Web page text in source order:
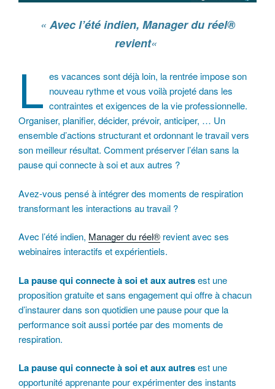
« Avec l’été indien, Manager du réel®
revient«
L es vacances sont déjà loin, la rentrée impose son
nouveau rythme et vous voilà projeté dans les
contraintes et exigences de la vie professionnelle.
Organiser, planifier, décider, prévoir, anticiper, … Un
ensemble d’actions structurant et ordonnant le travail vers
son meilleur résultat. Comment préserver l’élan sans la
pause qui connecte à soi et aux autres ?
Avez-vous pensé à intégrer des moments de respiration
transformant les interactions au travail ?
Avec l’été indien, Manager du réel® revient avec ses
webinaires interactifs et expérientiels.
La pause qui connecte à soi et aux autresest une
proposition gratuite et sans engagement qui offre à chacun
d’instaurer dans son quotidien une pause pour que la
performance soit aussi portée par des moments de
respiration.
La pause qui connecte à soi et aux autresest une
opportunité apprenante pour expérimenter des instants